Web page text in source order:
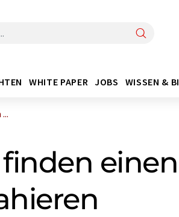
WHITE PAPER JOBS WISSEN &